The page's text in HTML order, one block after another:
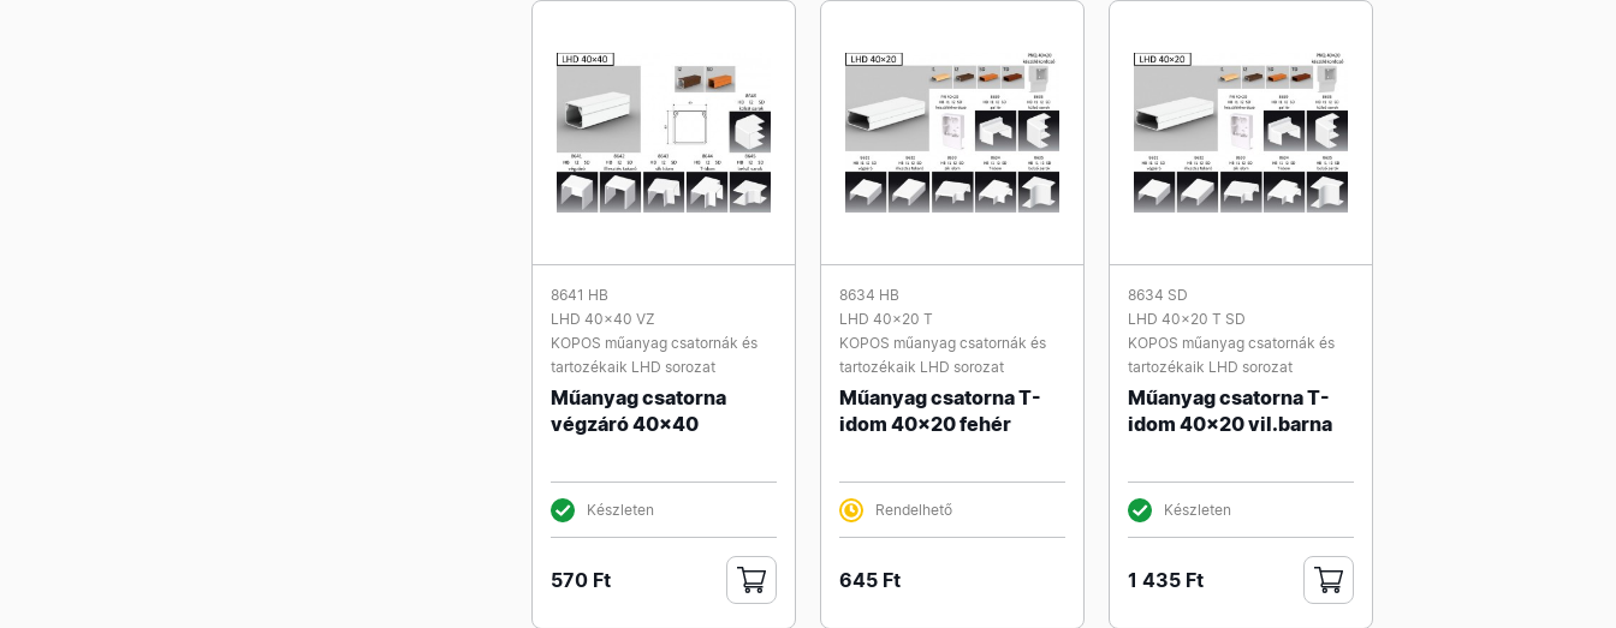
8641 HB
LHD 40x40 VZ
KOPOS műanyag csatornák és
tartozékaik LHD sorozat
Műanyag csatorna
végzáró 40x40
Készleten
570 Ft
8634 HB
LHD 40x20 T
KOPOS műanyag csatornák és
tartozékaik LHD sorozat
Műanyag csatorna T-
idom 40x20 fehér
Rendelhető
645 Ft
8634 SD
LHD 40x20 T SD
KOPOS műanyag csatornák és
tartozékaik LHD sorozat
Műanyag csatorna T-
idom 40x20 vil.barna
Készleten
1 435 Ft